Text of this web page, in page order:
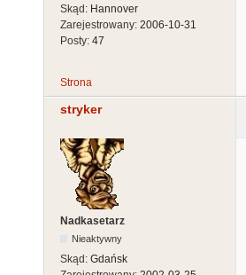
Skąd: Hannover
Zarejestrowany: 2006-10-31
Posty: 47
Strona
stryker
Nadkasetarz
Nieaktywny
Skąd: Gdańsk